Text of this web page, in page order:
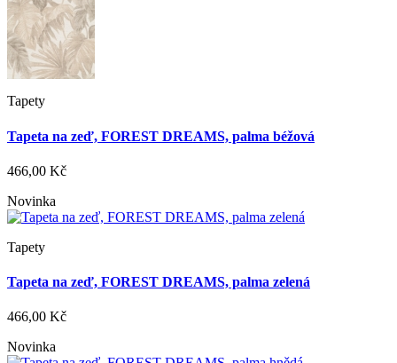
Tapety
Tapeta na zeď, FOREST DREAMS, palma béžová
466,00 Kč
Novinka
Tapety
Tapeta na zeď, FOREST DREAMS, palma zelená
466,00 Kč
Novinka